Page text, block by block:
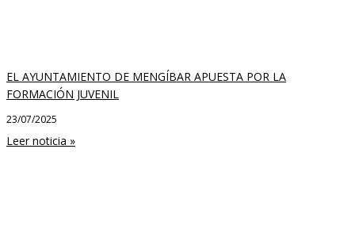
EL AYUNTAMIENTO DE MENGÍBAR APUESTA POR LA
FORMACIÓN JUVENIL
23/07/2025
Leer noticia »